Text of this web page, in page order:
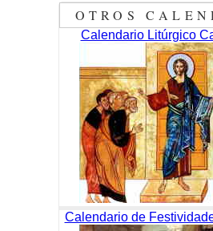
OTROS
Calendario Litúrgico
Calendario de